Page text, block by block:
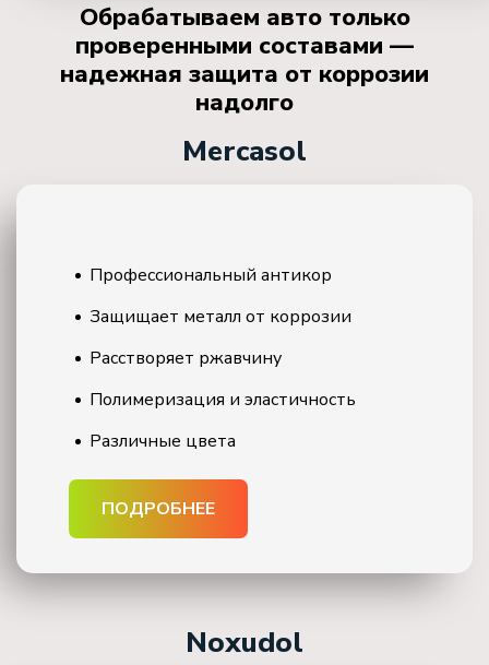
Обрабатываем авто только
проверенными составами —
надежная защита от коррозии
надолго
Mercasol
Профессиональный антикор
Защищает металл от коррозии
Расстворяет ржавчину
Полимеризация и эластичность
Различные цвета
ПОДРОБНЕЕ
Noxudol